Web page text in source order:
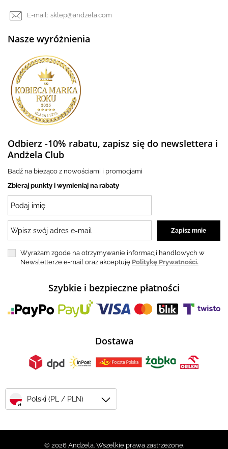
E-mail: sklep@andzela.com
Nasze wyróżnienia
Odbierz -10% rabatu, zapisz się do newslettera i
Andżela Club
Badź na bieżąco z nowościami i promocjami
Zbieraj punkty i wymieniaj na rabaty
Wyrażam zgode na otrzymywanie informacji handlowych w
Newsletterze e-mail oraz akceptuję Politykę Prywatności.
Szybkie i bezpieczne płatności
Dostawa
zł
Polski (PL / PLN)
© 2026 Andżela. Wszelkie prawa zastrzeżone.